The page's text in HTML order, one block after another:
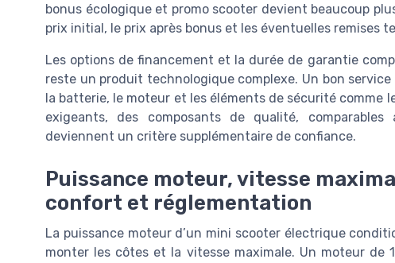
bonus écologique et promo scooter devient beaucoup
prix initial, le prix après bonus et les éventuelles remises
Les options de financement et la durée de garantie
reste un produit technologique complexe. Un bon
la batterie, le moteur et les éléments de sécurité comme
exigeants, des composants de qualité, comparables
deviennent un critère supplémentaire de confiance.
Puissance moteur, vitesse
confort et réglementation
La puissance moteur d’un mini scooter électrique
monter les côtes et la vitesse maximale. Un moteur de